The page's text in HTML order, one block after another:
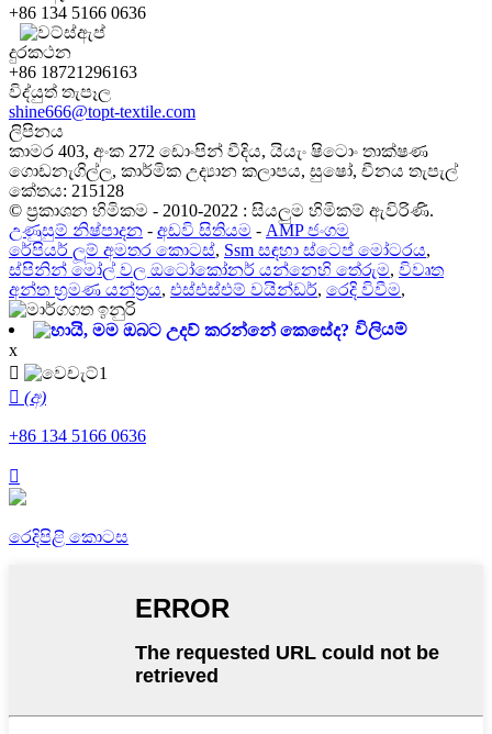
+86 134 5166 0636
දුරකථන
+86 18721296163
විද්යුත් තැපෑල
shine666@topt-textile.com
ලිපිනය
කාමර 403, අංක 272 ඩොංපින් වීදිය, යියැං ෂිටොං තාක්ෂණ
ගොඩනැගිල්ල, කාර්මික උද්‍යාන කලාපය, සුෂෝ, චීනය තැපැල්
කේතය: 215128
© ප්‍රකාශන හිමිකම - 2010-2022 : සියලුම හිමිකම් ඇවිරිණි.
උණුසුම් නිෂ්පාදන - අඩවි සිතියම - AMP ජංගම
රේපියර් ලූම් අමතර කොටස්, Ssm සඳහා ස්ටෙප් මෝටරය,
ස්පිනින් මෝල් වල ඔටෝකෝනර් යන්නෙහි තේරුම, විවෘත
අන්ත භ්‍රමණ යන්ත්‍රය, එස්එස්එම් වයින්ඩර්, රෙදි විවීම,
විලියම්
x

 (අ)
+86 134 5166 0636

රෙදිපිළි කොටස